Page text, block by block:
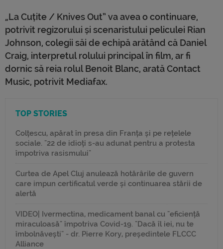
„La Cuțite / Knives Out” va avea o continuare,
potrivit regizorului și scenaristului peliculei Rian
Johnson, colegii săi de echipă arătând că Daniel
Craig, interpretul rolului principal în film, ar fi
dornic să reia rolul Benoit Blanc, arată Contact
Music, potrivit Mediafax.
TOP STORIES
Colțescu, apărat în presa din Franța și pe rețelele
sociale. "22 de idioți s-au adunat pentru a protesta
împotriva rasismului"
Curtea de Apel Cluj anulează hotărârile de guvern
care impun certificatul verde și continuarea stării de
alertă
VIDEO| Ivermectina, medicament banal cu "eficiență
miraculoasă" împotriva Covid-19. "Dacă îl iei, nu te
îmbolnăvești" - dr. Pierre Kory, președintele FLCCC
Alliance